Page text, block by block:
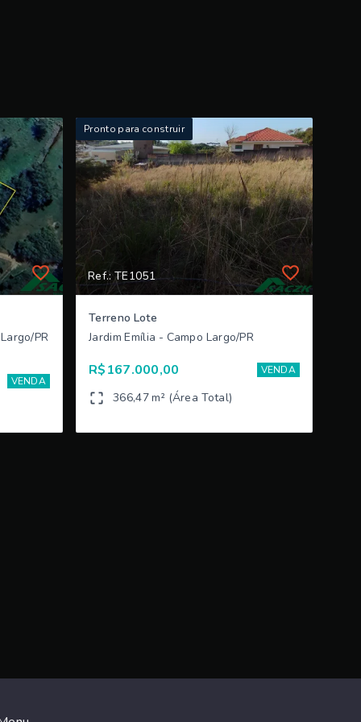
PR
VENDA
Pronto para construir
Ref.: TE1051
Terreno Lote
Jardim Emília - Campo Largo/PR
R$167.000,00 VENDA
366,47 m² (Área Total)